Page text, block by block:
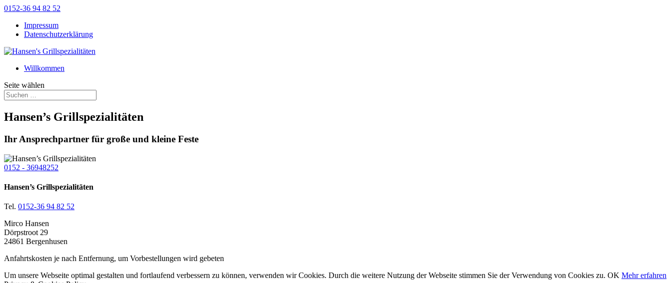
0152-36 94 82 52
Impressum
Datenschutzerklärung
Willkommen
Seite wählen
Hansen’s Grillspezialitäten
Ihr Ansprechpartner für große und kleine Feste
0152 - 36948252
Hansen’s Grillspezialitäten
Tel. 0152-36 94 82 52
Mirco Hansen
Dörpstroot 29
24861 Bergenhusen
Anfahrtskosten je nach Entfernung, um Vorbestellungen wird gebeten
Um unsere Webseite optimal gestalten und fortlaufend verbessern zu können, verwenden wir Cookies. Durch die weitere Nutzung der Webseite stimmen Sie der Verwendung von Cookies zu. OK Mehr erfahren